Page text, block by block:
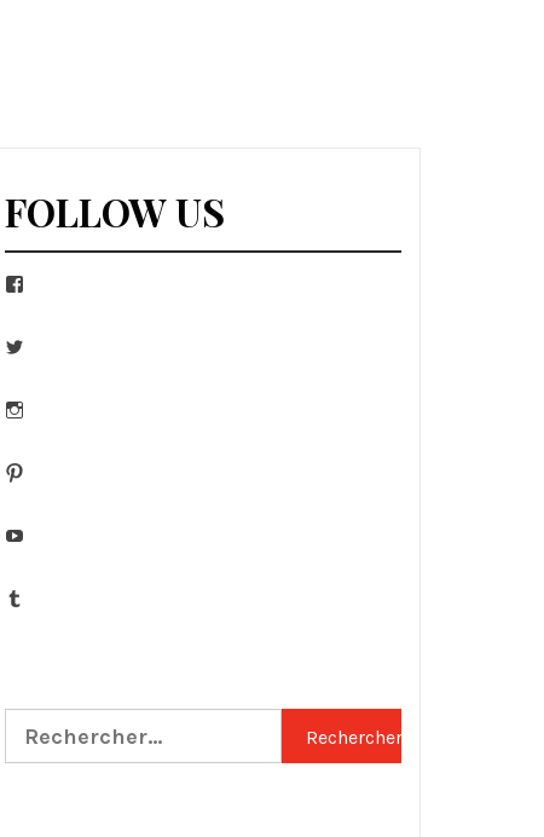
FOLLOW US
Facebook
Twitter
Instagram
Pinterest
YouTube
Tumblr
Rechercher :